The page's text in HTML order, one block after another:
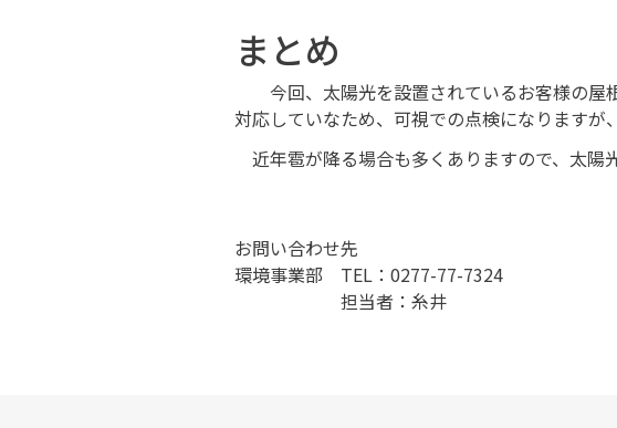
まとめ
今回、太陽光を設置されているお客様の屋
対応していなため、可視での点検になりますが
近年雹が降る場合も多くありますので、太陽
お問い合わせ先
環境事業部 TEL：0277-77-7324
担当者：糸井